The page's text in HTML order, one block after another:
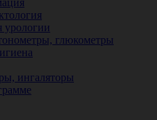
урологии
глюкометры
ингаляторы